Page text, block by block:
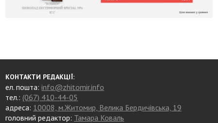
КОНТАКТИ РЕДАКЦІЇ:
ел. пошта:info@zhitomir.info
тел.: (067) 410-44-05
адреса: 10008, м.Житомир, Велика Бердичівська, 19
головний редактор: Тамара Коваль